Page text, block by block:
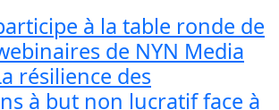
à la table ronde de
de NYN Media
résilience des
à but non lucratif face à